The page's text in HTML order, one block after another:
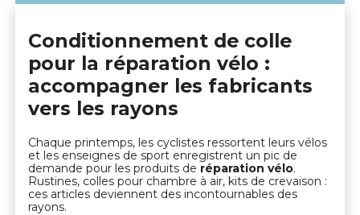
Conditionnement de colle
pour la réparation vélo :
accompagner les fabricants
vers les rayons
Chaque printemps, les cyclistes ressortent leurs vélos
et les enseignes de sport enregistrent un pic de
demande pour les produits de réparation vélo.
Rustines, colles pour chambre à air, kits de crevaison :
ces articles deviennent des incontournables des
rayons.